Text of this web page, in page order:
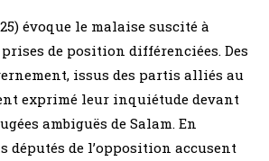
évoque le malaise suscité à
de position différenciées. Des
issus des partis alliés au
exprimé leur inquiétude devant
ambiguës de Salam. En
députés de l’opposition accusent